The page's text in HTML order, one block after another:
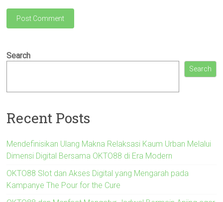
Search
Search
Recent Posts
Mendefinisikan Ulang Makna Relaksasi Kaum Urban Melalui
Dimensi Digital Bersama OKTO88 di Era Modern
OKTO88 Slot dan Akses Digital yang Mengarah pada
Kampanye The Pour for the Cure